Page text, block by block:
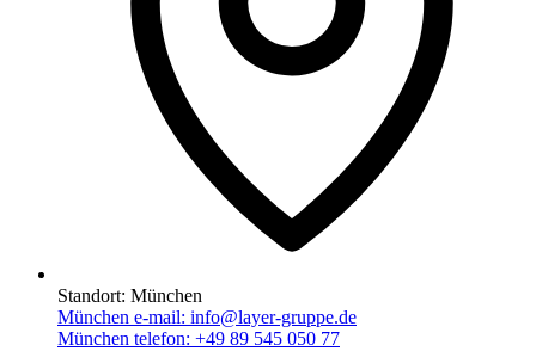
Standort: München
München e-mail: info@layer-gruppe.de
München telefon: +49 89 545 050 77